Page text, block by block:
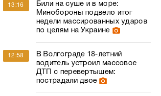
13:16
Били на суше и в море:
Минобороны подвело итог
недели массированных ударов
по целям на Украине
12:58
В Волгограде 18-летний
водитель устроил массовое
ДТП с перевертышем:
пострадали двое